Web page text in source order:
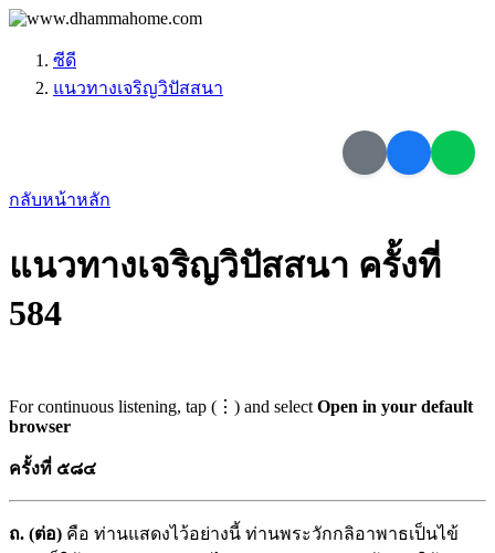
ซีดี
แนวทางเจริญวิปัสสนา
กลับหน้าหลัก
แนวทางเจริญวิปัสสนา ครั้งที่
584
For continuous listening, tap (⋮) and select Open in your default
browser
ครั้งที่ ๕๘๔
ถ. (ต่อ) คือ ท่านแสดงไว้อย่างนี้ ท่านพระวักกลิอาพาธเป็นไข้